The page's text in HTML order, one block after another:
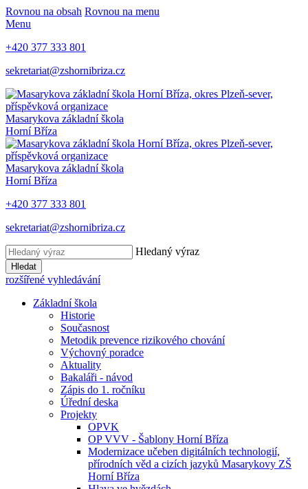
Rovnou na obsah Rovnou na menu
Menu
+420 377 333 801
sekretariat@zshornibriza.cz
Masarykova základní škola
Horní Bříza
Masarykova základní škola
Horní Bříza
+420 377 333 801
sekretariat@zshornibriza.cz
Hledaný výraz
Hledat
rozšířené vyhledávání
Základní škola
Historie
Současnost
Metodik prevence rizikového chování
Výchovný poradce
Aktuality
Bakaláři - návod
Zápis do 1. ročníku
Úřední deska
Projekty
OPVK
OP VVV - Šablony Horní Bříza
Modernizace učeben digitálních technologií,
přírodních věd a cizích jazyků Masarykovy ZŠ
Horní Bříza